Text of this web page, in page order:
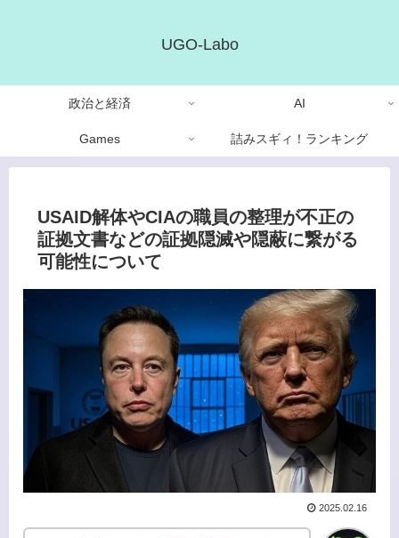
UGO-Labo
政治と経済 AI
Games 詰みスギィ！ランキング
USAID解体やCIAの職員の整理が不正の
証拠文書などの証拠隠滅や隠蔽に繋がる
可能性について
2025.02.16